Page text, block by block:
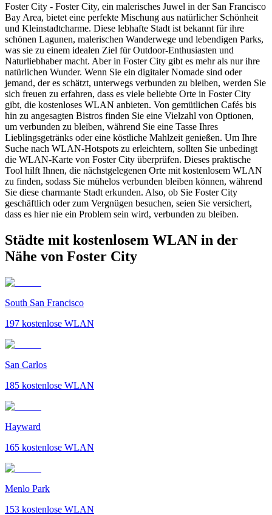
Foster City - Foster City, ein malerisches Juwel in der San Francisco
Bay Area, bietet eine perfekte Mischung aus natürlicher Schönheit
und Kleinstadtcharme. Diese lebhafte Stadt ist bekannt für ihre
schönen Lagunen, malerischen Wanderwege und lebendigen Parks,
was sie zu einem idealen Ziel für Outdoor-Enthusiasten und
Naturliebhaber macht. Aber in Foster City gibt es mehr als nur ihre
natürlichen Wunder. Wenn Sie ein digitaler Nomade sind oder
jemand, der es schätzt, unterwegs verbunden zu bleiben, werden Sie
sich freuen zu erfahren, dass es viele beliebte Orte in Foster City
gibt, die kostenloses WLAN anbieten. Von gemütlichen Cafés bis
hin zu angesagten Bistros finden Sie eine Vielzahl von Optionen,
um verbunden zu bleiben, während Sie eine Tasse Ihres
Lieblingsgetränks oder eine köstliche Mahlzeit genießen. Um Ihre
Suche nach WLAN-Hotspots zu erleichtern, sollten Sie unbedingt
die WLAN-Karte von Foster City überprüfen. Dieses praktische
Tool hilft Ihnen, die nächstgelegenen Orte mit kostenlosem WLAN
zu finden, sodass Sie mühelos verbunden bleiben können, während
Sie diese charmante Stadt erkunden. Also, ob Sie Foster City
geschäftlich oder zum Vergnügen besuchen, seien Sie versichert,
dass es hier nie ein Problem sein wird, verbunden zu bleiben.
Städte mit kostenlosem WLAN in der
Nähe von Foster City
South San Francisco
197 kostenlose WLAN
San Carlos
185 kostenlose WLAN
Hayward
165 kostenlose WLAN
Menlo Park
153 kostenlose WLAN